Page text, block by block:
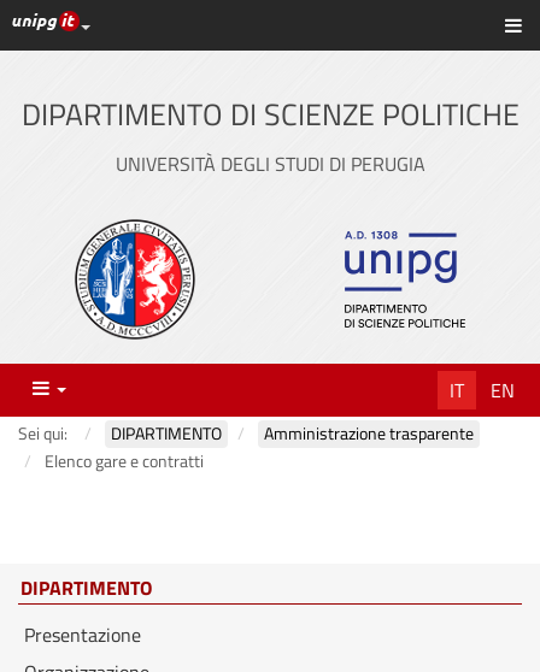
Vai
al
principale
Link ai principali servizi web di Ateneo
DIPARTIMENTO DI SCIENZE POLITICHE
UNIVERSITÀ DEGLI STUDI DI PERUGIA
Menu IT EN
Sei qui: DIPARTIMENTO
Amministrazione trasparente
Elenco gare e contratti
DIPARTIMENTO
Presentazione